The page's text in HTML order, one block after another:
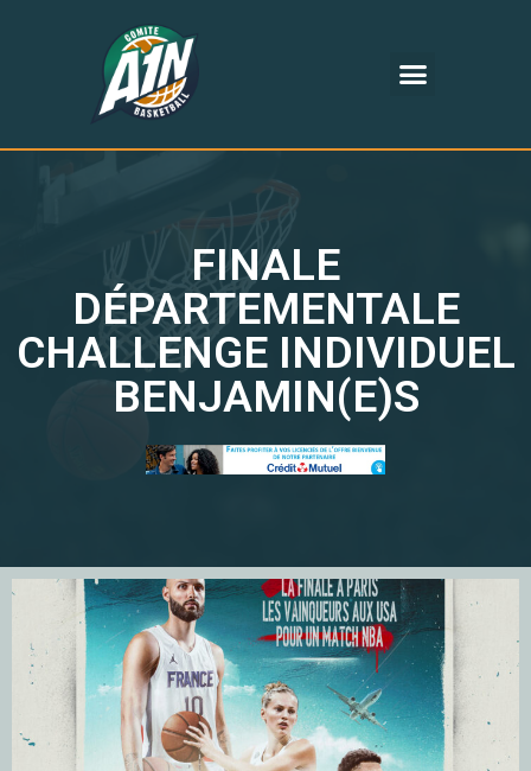
FINALE
DÉPARTEMENTALE
CHALLENGE INDIVIDUEL
BENJAMIN(E)S